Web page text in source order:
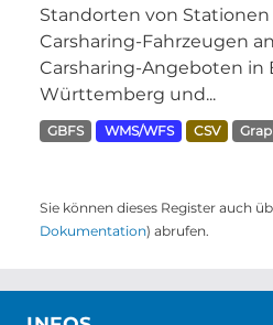
Standorten von
Carsharing-Fahrzeugen
Carsharing-Angeboten in
Württemberg und...
GBFS WMS/WFS CSV
Sie können dieses Register auch
Dokumentation) abrufen.